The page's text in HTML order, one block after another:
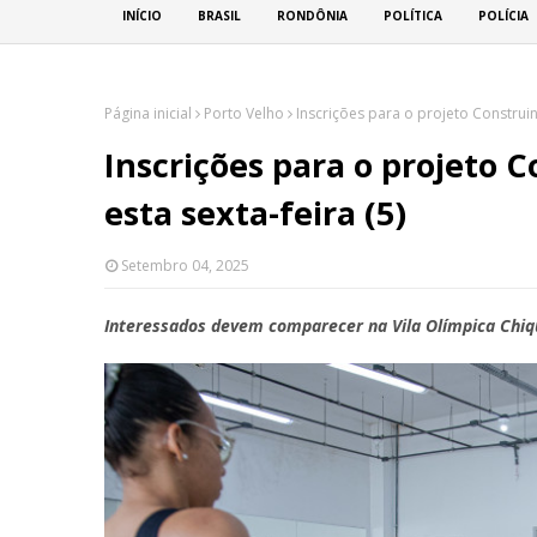
INÍCIO BRASIL RONDÔNIA POLÍTICA POLÍCIA
Página inicial Porto Velho Inscrições para o projeto
Inscrições para o projeto
esta sexta-feira (5)
Setembro 04, 2025
Interessados devem comparecer na Vila Olímpica